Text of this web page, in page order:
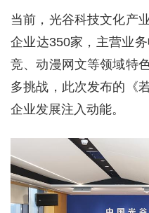
当前，光谷科技文化产
企业达350家，主营业
竞、动漫网文等领域特
多挑战，此次发布的《
企业发展注入动能。